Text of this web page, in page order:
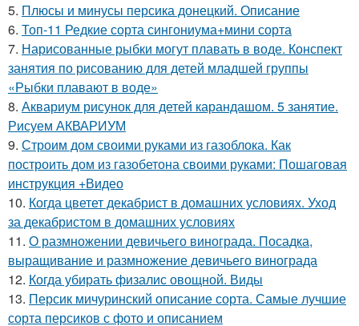
5. Плюсы и минусы персика донецкий. Описание
6. Топ-11 Редкие сорта сингониума+мини сорта
7. Нарисованные рыбки могут плавать в воде. Конспект
занятия по рисованию для детей младшей группы
«Рыбки плавают в воде»
8. Аквариум рисунок для детей карандашом. 5 занятие.
Рисуем АКВАРИУМ
9. Строим дом своими руками из газоблока. Как
построить дом из газобетона своими руками: Пошаговая
инструкция +Видео
10. Когда цветет декабрист в домашних условиях. Уход
за декабристом в домашних условиях
11. О размножении девичьего винограда. Посадка,
выращивание и размножение девичьего винограда
12. Когда убирать физалис овощной. Виды
13. Персик мичуринский описание сорта. Самые лучшие
сорта персиков с фото и описанием